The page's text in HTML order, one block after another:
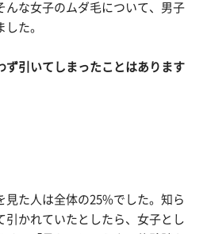
な女子のムダ毛について、男子
た。
ず引いてしまったことはあります
見た人は全体の25%でした。知ら
引かれていたとしたら、女子とし